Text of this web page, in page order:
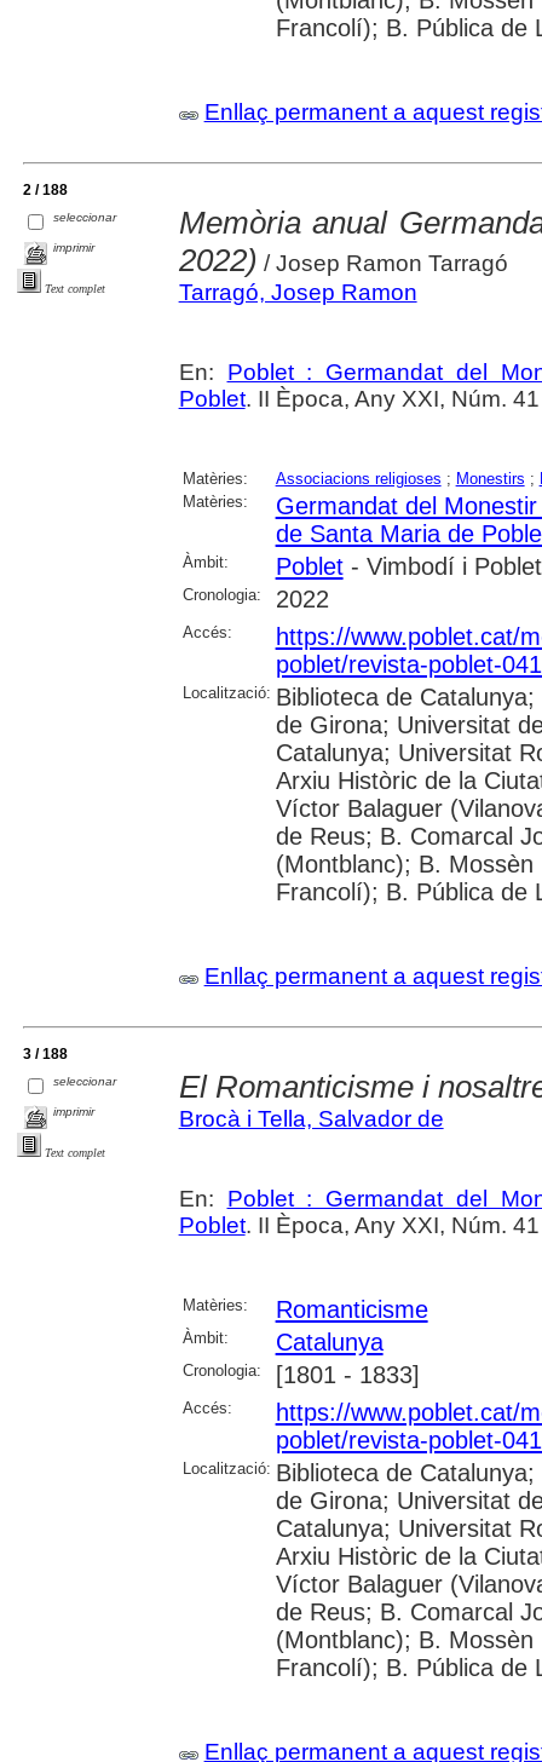
Francolí); B. Pública de
Enllaç permanent a aquest
2 / 188
seleccionar
imprimir
Text complet
Memòria anual
2022) / Josep Ramon Tarragó
Tarragó, Josep Ramon
En: Poblet : Germandat del
Poblet. II Època, Any XXI, Núm.
Matèries: Associacions religioses ; Monestirs ;
Matèries:
Germandat del
de Santa Maria de
Àmbit: Poblet- Vimbodí i Poblet
Cronologia: 2022
Accés:
https://www.poblet.cat/
poblet/revista-poblet-
Localització: Biblioteca de
de Girona; Universitat
Catalunya; Universitat
Arxiu Històric de la
Víctor Balaguer
de Reus; B. Comarcal
(Montblanc); B.
Francolí); B. Pública de
Enllaç permanent a aquest
3 / 188
seleccionar
imprimir
Text complet
El Romanticisme i
Brocà i Tella, Salvador de
En: Poblet : Germandat del
Poblet. II Època, Any XXI, Núm.
Matèries: Romanticisme
Àmbit: Catalunya
Cronologia: [1801 - 1833]
Accés:
https://www.poblet.cat/
poblet/revista-poblet-
Localització: Biblioteca de
de Girona; Universitat
Catalunya; Universitat
Arxiu Històric de la
Víctor Balaguer
de Reus; B. Comarcal
(Montblanc); B.
Francolí); B. Pública de
Enllaç permanent a aquest